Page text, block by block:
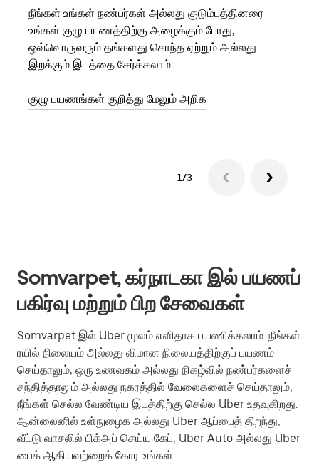
நீங்கள் உங்கள் நண்பர்கள் அல்லது குடும்பத்தினரை
உங்கள் குழு பயணத்திற்கு அழைக்கும் போது,
ஒவ்வொருவரும் தங்களது சொந்த ஏற்றும் அல்லது
இறக்கும் இடத்தை சேர்க்கலாம்.
குழு பயணங்கள் குறித்து மேலும் அறிக
1/3
Somvarpet, கர்நாடகா இல் பயணப்
பகிர்வு மற்றும் பிற சேவைகள்
Somvarpet இல் Uber மூலம் எளிதாக பயணிக்கலாம். நீங்கள்
ரயில் நிலையம் அல்லது விமான நிலையத்திற்குப் பயணம்
செய்தாலும், ஒரு உணவகம் அல்லது நிகழ்வில் நண்பர்களைச்
சந்தித்தாலும் அல்லது நகரத்தில் வேலைகளைச் செய்தாலும்,
நீங்கள் செல்ல வேண்டிய இடத்திற்கு செல்ல Uber உதவுகிறது.
ஆன்லைனில் உள்நுழைக அல்லது Uber ஆப்பைத் திறந்து,
வீட்டு வாசலில் பிக்அப் செய்ய கேப், Uber Auto அல்லது Uber
பைக் ஆகியவற்றைக் கோர உங்கள்